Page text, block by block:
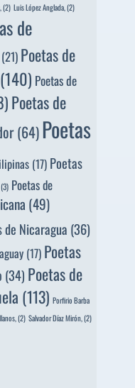
(2) Luis López Anglada, (2)
de
(21) Poetas de
(140) Poetas de
Poetas de
(64)Poetas
(17) Poetas
(3) Poetas de
(49)
de Nicaragua (36)
(17) Poetas
(34) Poetas de
(113) Porfirio Barba
(2) Salvador Díaz Mirón, (2)